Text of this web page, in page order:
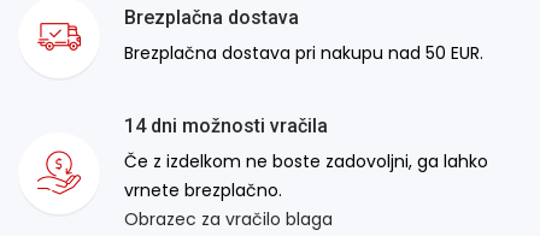
Brezplačna dostava
Brezplačna dostava pri nakupu nad 50 EUR.
14 dni možnosti vračila
Če z izdelkom ne boste zadovoljni, ga lahko
vrnete brezplačno.
Obrazec za vračilo blaga